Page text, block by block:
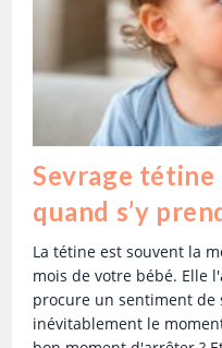
Sevrage tétine
quand s’y
La tétine est souvent la
mois de votre bébé. Elle
procure un sentiment
inévitablement le